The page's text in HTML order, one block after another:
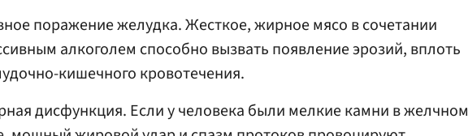
поражение желудка. Жесткое, жирное мясо в сочетании
алкоголем способно вызвать появление эрозий, вплоть
кишечного кровотечения.
дисфункция. Если у человека были мелкие камни в желчном